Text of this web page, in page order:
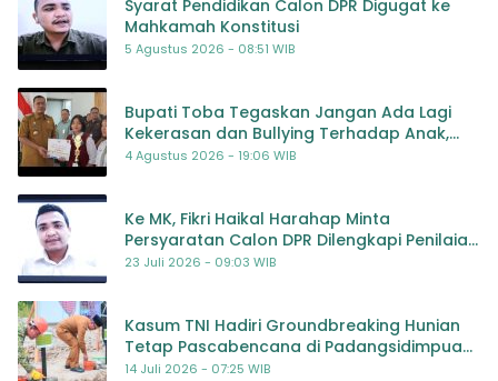
Syarat Pendidikan Calon DPR Digugat ke
Mahkamah Konstitusi
5 Agustus 2026 - 08:51 WIB
Bupati Toba Tegaskan Jangan Ada Lagi
Kekerasan dan Bullying Terhadap Anak,
Dorong Kolaborasi Seluruh Pihak
4 Agustus 2026 - 19:06 WIB
Ke MK, Fikri Haikal Harahap Minta
Persyaratan Calon DPR Dilengkapi Penilaian
Kompetensi
23 Juli 2026 - 09:03 WIB
Kasum TNI Hadiri Groundbreaking Hunian
Tetap Pascabencana di Padangsidimpuan,
Harapan Baru bagi Penyintas
14 Juli 2026 - 07:25 WIB